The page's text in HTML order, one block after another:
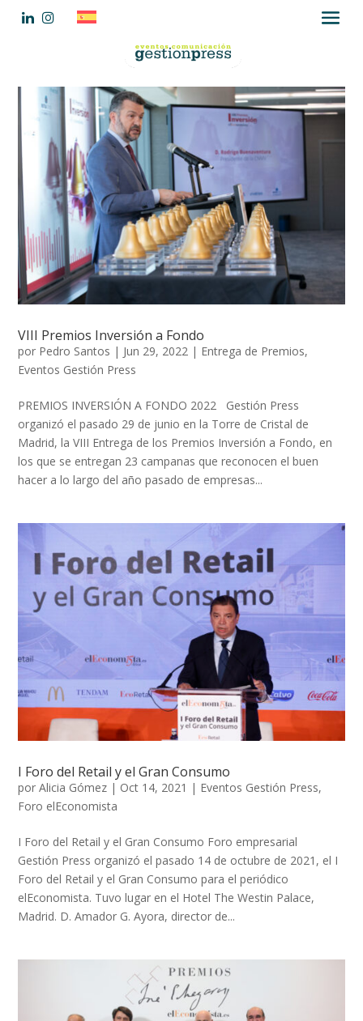
VIII Premios Inversión a Fondo
por Pedro Santos | Jun 29, 2022 | Entrega de Premios,
Eventos Gestión Press
PREMIOS INVERSIÓN A FONDO 2022 Gestión Press
organizó el pasado 29 de junio en la Torre de Cristal de
Madrid, la VIII Entrega de los Premios Inversión a Fondo, en
los que se entregan 23 campanas que reconocen el buen
hacer a lo largo del año pasado de empresas...
I Foro del Retail y el Gran Consumo
porAlicia Gómez | Oct 14, 2021 | Eventos Gestión Press,
Foro elEconomista
I Foro del Retail y el Gran Consumo Foro empresarial
Gestión Press organizó el pasado 14 de octubre de 2021, el I
Foro del Retail y el Gran Consumo para el periódico
elEconomista. Tuvo lugar en el Hotel The Westin Palace,
Madrid. D. Amador G. Ayora, director de...